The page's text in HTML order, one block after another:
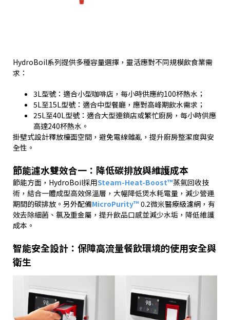
HydroBoil系列提供多種容量選擇，靈活應對不同規模飲食業需
求：
3L型號：適合小型咖啡店，每小時供應約100杯熱水；
5L至15L型號：適合中型餐廳，應對高峰期飲水需求；
25L至40L型號：適合大型連鎖店或繁忙廚房，每小時供應
高達240杯熱水。
掛壁式設計釋放檯面空間，避免電線雜亂，提升廚房整潔度與安
全性。
節能濾水雙效合一：降低碳排放與維護成本
節能方面， HydroBoil採用Steam-Heat-Boost™蒸氣回收技
術，結合一體成型高效保溫層，大幅降低煲水耗電量，減少營運
期間的碳排放。另外配備MicroPurity™ 0.2微米醫療級濾網，有
效去除細菌、氯及重金屬，提升飲品口感並減少水垢，降低維護
成本。
智能安全設計：保障高流量餐飲環境的使用安全與
衛生